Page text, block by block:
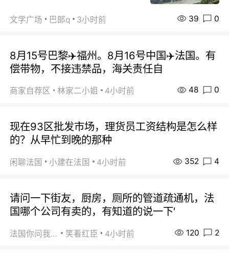
文学广场 巴郞q 3小时前 39 0
8月15号巴黎✈️福州。8月16号中国✈️法国。有
偿带物，不接违禁品，海关责任自
商家自荐区 林家二小姐 4小时前 48 0
现在93区批发市场，理货员工资结构是怎么样
的？从早忙到晚的那种
闲聊法国 小建在法国 4小时前 352 4
请问一下街友，厨房，厕所的管道疏通机，法
国哪个公司有卖的，有知道的说一下′
法国你问我答 笑看红臣 4小时前 120 2